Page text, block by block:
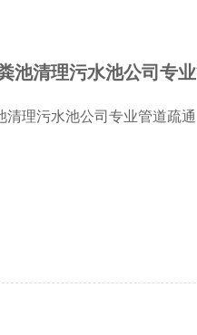
池清理污水池公司专
清理污水池公司专业管道疏通